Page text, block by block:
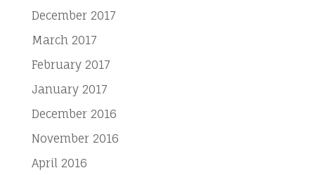
December 2017
March 2017
February 2017
January 2017
December 2016
November 2016
April 2016